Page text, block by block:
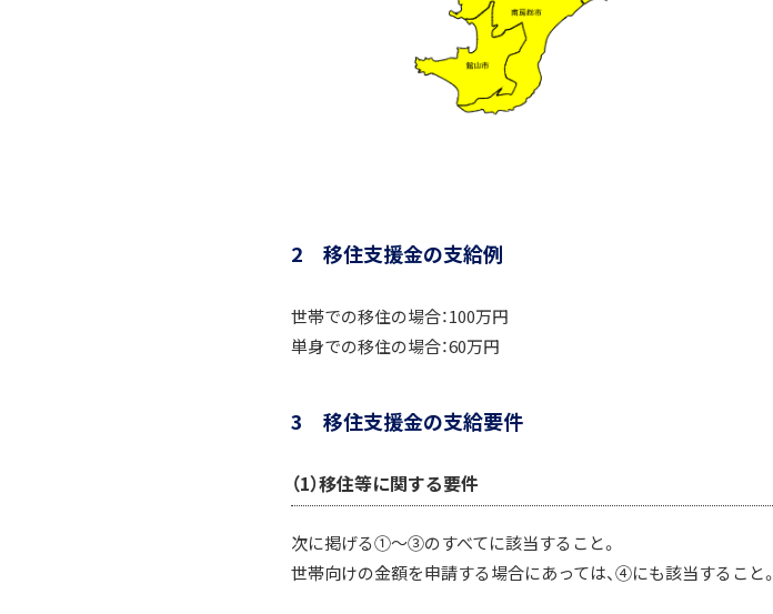
2 移住支援金の支給例
世帯での移住の場合：100万円
単身での移住の場合：60万円
3 移住支援金の支給要件
（1）移住等に関する要件
次に掲げる①～③のすべてに該当すること。
世帯向けの金額を申請する場合にあっては、④にも該当すること。